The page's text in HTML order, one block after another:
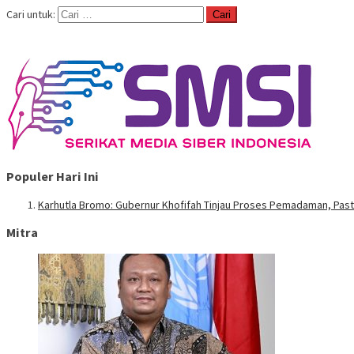
Cari untuk:
Populer Hari Ini
Karhutla Bromo: Gubernur Khofifah Tinjau Proses Pemadaman,
Mitra